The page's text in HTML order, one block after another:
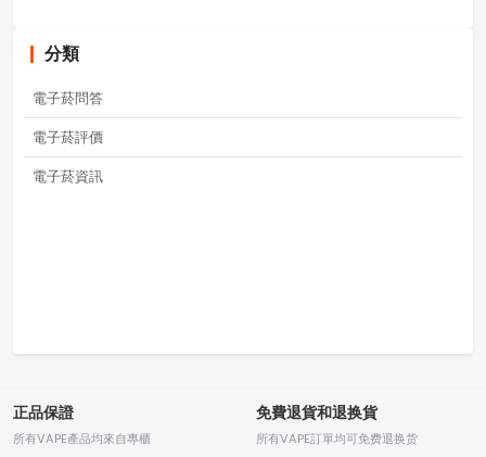
分類
電子菸問答
電子菸評價
電子菸資訊
正品保證
所有VAPE產品均來自專櫃
免費退貨和退换貨
所有VAPE訂單均可免费退换货